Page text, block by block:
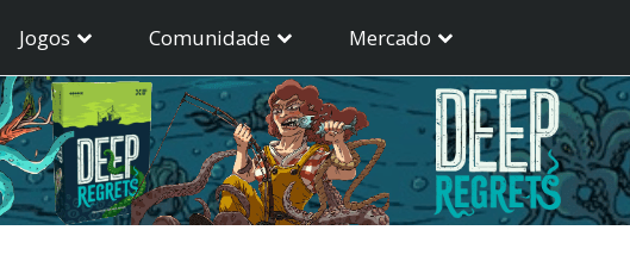
Jogos Comunidade Mercado